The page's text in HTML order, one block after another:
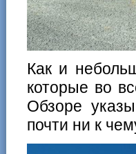
Как и
которые во
Обзоре
почти ни к